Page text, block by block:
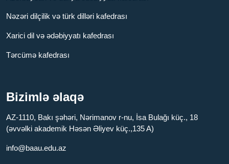
Nəzəri dilçilik və türk dilləri kafedrası
Xarici dil və ədəbiyyatı kafedrası
Tərcümə kafedrası
Bizimlə əlaqə
AZ-1110, Bakı şəhəri, Nərimanov r-nu, İsa Bulağı küç., 18
(əvvəlki akademik Həsən Əliyev küç.,135 A)
info@baau.edu.az